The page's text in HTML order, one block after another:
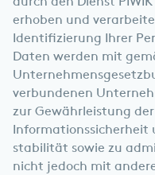
erhoben und
Identifizierung Ihrer
Daten werden mit
verbundenen
zur Gewährleistung
Informationssicherheit
stabilität sowie zu
nicht jedoch mit